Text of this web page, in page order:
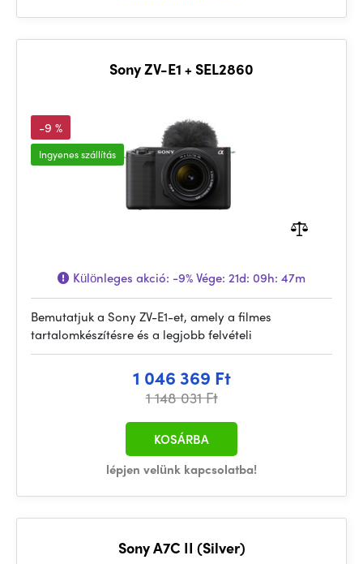
Sony ZV-E1 + SEL2860
-9 %
Ingyenes szállítás
Különleges akció: -9%Vége: 21d: 09h: 47m
Bemutatjuk a Sony ZV-E1-et, amely a filmes
tartalomkészítésre és a legjobb felvételi
1 046 369 Ft
1 148 031 Ft
lépjen velünk kapcsolatba!
KOSÁRBA
Sony A7C II (Silver)